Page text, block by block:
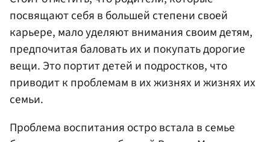
посвящают себя в большей степени своей
карьере, мало уделяют внимания своим детям,
предпочитая баловать их и покупать дорогие
вещи. Это портит детей и подростков, что
приводит к проблемам в их жизнях и жизнях их
семьи.
Проблема воспитания остро встала в семье